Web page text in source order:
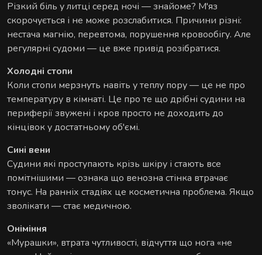
Різкий біль у литці серед ночі — знайоме? М'яз
скорочується і не може розслабитися. Причини різні:
нестача магнію, перевтома, порушення кровообігу. Але
регулярні судоми — це вже привід розібратися.
Холодні стопи
Коли стопи мерзнуть навіть у теплу пору — це не про
температуру в кімнаті. Це про те що дрібні судини на
периферії звужені і кров просто не доходить до
кінцівок у достатньому об'ємі.
Сині вени
Судини які проступають крізь шкіру і стають все
помітнішими — ознака що венозна стінка втрачає
тонус. На ранніх стадіях це косметична проблема. Якщо
зволікати — стає медичною.
Оніміння
«Мурашки», втрата чутливості, відчуття що нога «не
розслаблюють затиснуті м'язи й повертають
обличчю чіткий контур - без ін'єкцій і препаратів.